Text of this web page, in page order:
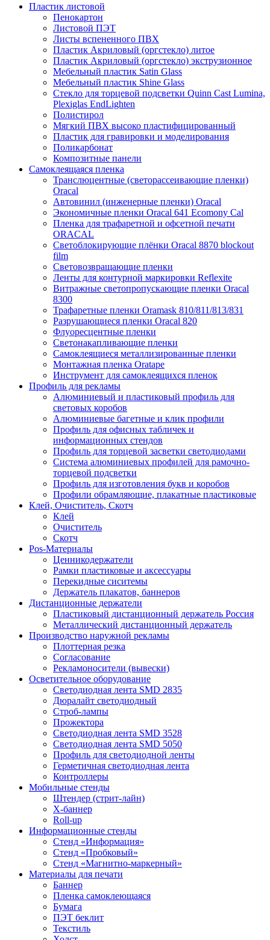
Пластик листовой
Пенокартон
Листовой ПЭТ
Листы вспененного ПВХ
Пластик Акриловый (оргстекло) литое
Пластик Акриловый (оргстекло) экструзионное
Мебельный пластик Satin Glass
Мебельный пластик Shine Glass
Стекло для торцевой подсветки Quinn Cast Lumina,
Plexiglas EndLighten
Полистирол
Мягкий ПВХ высоко пластифицированный
Пластик для гравировки и моделирования
Поликарбонат
Композитные панели
Самоклеящаяся пленка
Транслюцентные (светорассеивающие пленки)
Oracal
Автовинил (инженерные пленки) Oracal
Экономичные пленки Oracal 641 Ecomony Cal
Пленка для трафаретной и офсетной печати
ORACAL
Светоблокирующие плёнки Oracal 8870 blockout
film
Световозвращающие пленки
Ленты для контурной маркировки Reflexite
Витражные светопропускающие пленки Oracal
8300
Трафаретные пленки Oramask 810/811/813/831
Разрушающиеся пленки Oracal 820
Флуоресцентные пленки
Светонакапливающие пленки
Самоклеящиеся металлизированные пленки
Монтажная пленка Oratape
Инструмент для самоклеящихся пленок
Профиль для рекламы
Алюминиевый и пластиковый профиль для
световых коробов
Алюминиевые багетные и клик профили
Профиль для офисных табличек и
информационных стендов
Профиль для торцевой засветки светодиодами
Система алюминиевых профилей для рамочно-
торцевой подсветки
Профиль для изготовления букв и коробов
Профили обрамляющие, плакатные пластиковые
Клей, Очиститель, Скотч
Клей
Очиститель
Скотч
Pos-Материалы
Ценникодержатели
Рамки пластиковые и аксессуары
Перекидные сиситемы
Держатель плакатов, баннеров
Дистанционные держатели
Пластиковый дистанционный держатель Россия
Металлический дистанционный держатель
Производство наружной рекламы
Плоттерная резка
Согласование
Рекламоносители (вывески)
Осветительное оборудование
Светодиодная лента SMD 2835
Дюралайт светодиодный
Строб-лампы
Прожектора
Светодиодная лента SMD 3528
Светодиодная лента SMD 5050
Профиль для светодиодной ленты
Герметичная светодиодная лента
Контроллеры
Мобильные стенды
Штендер (стрит-лайн)
Х-баннер
Roll-up
Информационные стенды
Стенд «Информация»
Стенд «Пробковый»
Стенд «Магнитно-маркерный»
Материалы для печати
Баннер
Пленка самоклеющаяся
Бумага
ПЭТ беклит
Текстиль